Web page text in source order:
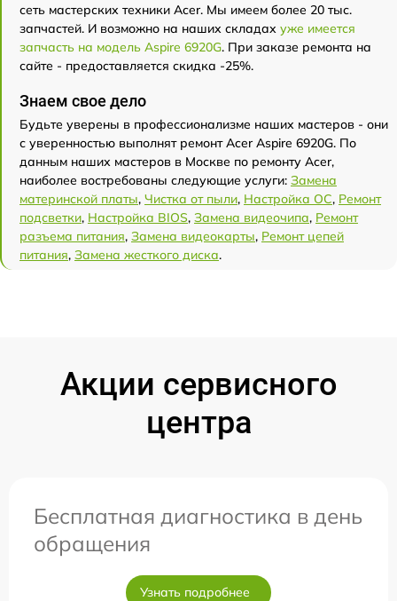
сеть мастерских техники Acer. Мы имеем более 20 тыс.
запчастей. И возможно на наших складах уже имеется
запчасть на модель Aspire 6920G. При заказе ремонта на
сайте - предоставляется скидка -25%.
Знаем свое дело
Будьте уверены в профессионализме наших мастеров - они
с уверенностью выполнят ремонт Acer Aspire 6920G. По
данным наших мастеров в Москве по ремонту Acer,
наиболее востребованы следующие услуги: Замена
материнской платы, Чистка от пыли, Настройка ОС, Ремонт
подсветки, Настройка BIOS, Замена видеочипа, Ремонт
разъема питания, Замена видеокарты, Ремонт цепей
питания, Замена жесткого диска.
Акции сервисного
центра
Бесплатная диагностика в день
обращения
Узнать подробнее